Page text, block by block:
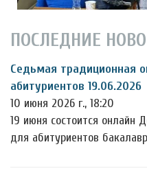
ПОСЛЕДНИЕ
Седьмая традиционная
абитуриентов 19.06.2026
10 июня 2026 г., 18:20
19 июня состоится онлайн
для абитуриентов